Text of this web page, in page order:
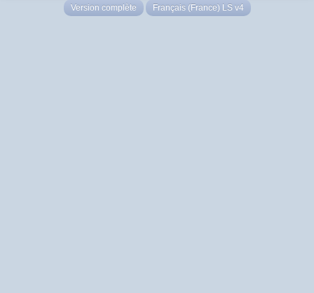
Version complète Français (France) LS v4